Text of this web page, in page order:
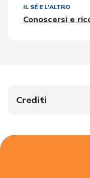
IL SÉ E L'ALTRO
Conoscersi e
Crediti